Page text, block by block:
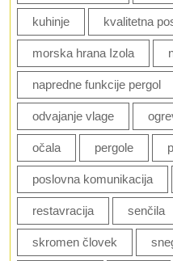
kuhinje kvalitetna
morska hrana Izola
napredne funkcije pergol
odvajanje vlage
očala pergole
poslovna komunikacija
restavracija senčila
skromen človek